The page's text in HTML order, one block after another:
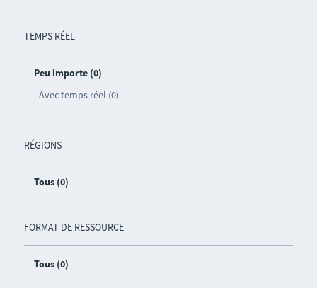
TEMPS RÉEL
Peu importe (0)
Avec temps réel (0)
RÉGIONS
Tous (0)
FORMAT DE RESSOURCE
Tous (0)